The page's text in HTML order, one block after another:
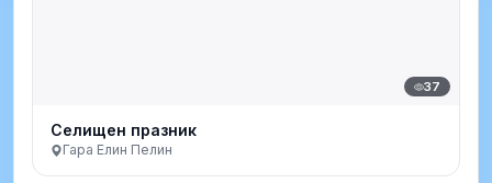
37
Селищен празник
Гара Елин Пелин